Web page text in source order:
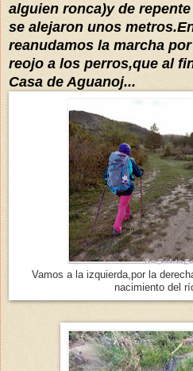
alguien ronca)y de
se alejaron unos
reanudamos la marcha
reojo a los perros,que al
Casa de Aguanoj...
Vamos a la izquierda,por la
nacimiento del